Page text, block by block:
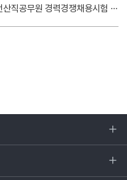
국립춘천병원 전산직공무원 경력경쟁채용시험 공고